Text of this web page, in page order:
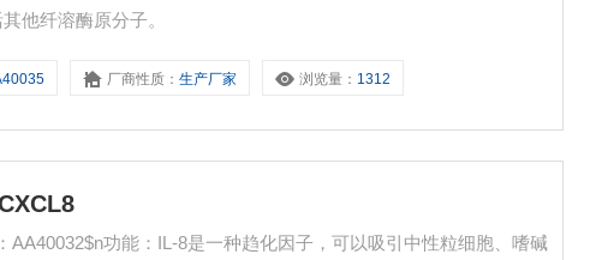
他纤溶酶原分子。
厂商性质：生产厂家 浏览量： 1312
AA40032$n功能：IL-8是一种趋化因子，可以吸引中性粒细胞、嗜碱